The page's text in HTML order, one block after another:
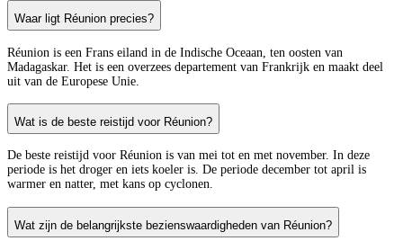
Waar ligt Réunion precies?
Réunion is een Frans eiland in de Indische Oceaan, ten oosten van
Madagaskar. Het is een overzees departement van Frankrijk en maakt deel
uit van de Europese Unie.
Wat is de beste reistijd voor Réunion?
De beste reistijd voor Réunion is van mei tot en met november. In deze
periode is het droger en iets koeler is. De periode december tot april is
warmer en natter, met kans op cyclonen.
Wat zijn de belangrijkste bezienswaardigheden van Réunion?